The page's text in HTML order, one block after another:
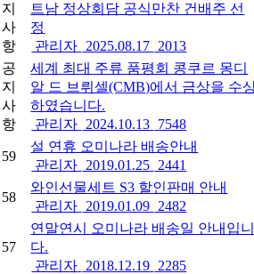
지
사
항
트남 정상회담 공식만찬 건배주 선
정
관리자 2025.08.17 2013
공
지
사
항
세계 최대 주류 품평회 콩쿠르 몽디
알 드 브뤼셀(CMB)에서 금상을 수
하였습니다.
관리자 2024.10.13 7548
59
설 연휴 오미나라 배송안내
관리자 2019.01.25 2441
58
와인선물세트 S3 할인판매 안내
관리자 2019.01.09 2482
57
연말연시 오미나라 배송일 안내입니
다.
관리자 2018.12.19 2285